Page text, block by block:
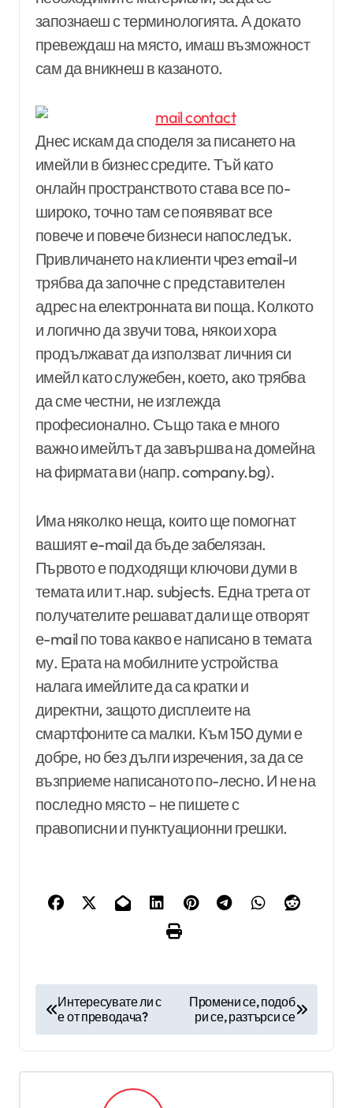
запознаеш с терминологията. А докато
превеждаш на място, имаш възможност
сам да вникнеш в казаното.
Днес искам да споделя за писането на
имейли в бизнес средите. Тъй като
онлайн пространството става все по-
широко, точно там се появяват все
повече и повече бизнеси напоследък.
Привличането на клиенти чрез email-и
трябва да започне с представителен
адрес на електронната ви поща. Колкото
и логично да звучи това, някои хора
продължават да използват личния си
имейл като служебен, което, ако трябва
да сме честни, не изглежда
професионално. Също така е много
важно имейлът да завършва на домейна
на фирмата ви (напр. company.bg).
Има няколко неща, които ще помогнат
вашият e-mail да бъде забелязан.
Първото е подходящи ключови думи в
темата или т.нар. subjects. Една трета от
получателите решават дали ще отворят
е-mail по това какво е написано в темата
му. Ерата на мобилните устройства
налага имейлите да са кратки и
директни, защото дисплеите на
смартфоните са малки. Към 150 думи е
добре, но без дълги изречения, за да се
възприеме написаното по-лесно. И не на
последно място – не пишете с
правописни и пунктуационни грешки.
в
и
Интересувате ли с
е от преводача?
Промени се, подоб
ри се, разтърси се